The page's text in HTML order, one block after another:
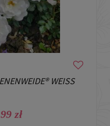
WEISS
zł